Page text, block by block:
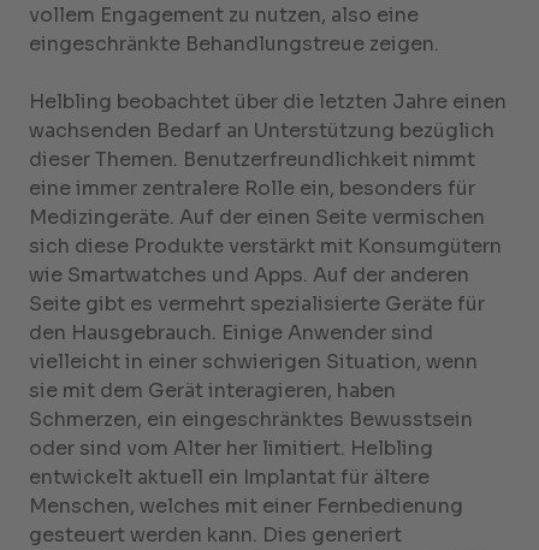
vollem Engagement zu nutzen, also eine
eingeschränkte Behandlungstreue zeigen.
Helbling beobachtet über die letzten Jahre einen
wachsenden Bedarf an Unterstützung bezüglich
dieser Themen. Benutzerfreundlichkeit nimmt
eine immer zentralere Rolle ein, besonders für
Medizingeräte. Auf der einen Seite vermischen
sich diese Produkte verstärkt mit Konsumgütern
wie Smartwatches und Apps. Auf der anderen
Seite gibt es vermehrt spezialisierte Geräte für
den Hausgebrauch. Einige Anwender sind
vielleicht in einer schwierigen Situation, wenn
sie mit dem Gerät interagieren, haben
Schmerzen, ein eingeschränktes Bewusstsein
oder sind vom Alter her limitiert. Helbling
entwickelt aktuell ein Implantat für ältere
Menschen, welches mit einer Fernbedienung
gesteuert werden kann. Dies generiert